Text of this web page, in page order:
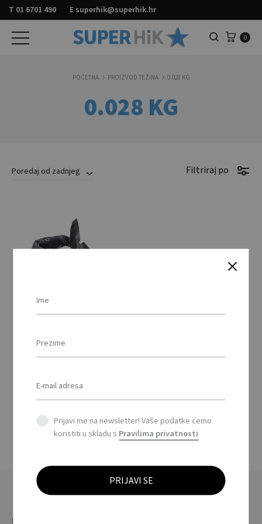
T 01 6701 490 E superhik@superhik.hr
Pretraga 0
0.028 KG
POČETNA PROIZVOD TEŽINA 0.028 KG
Poredaj od zadnjeg Filtriraj po
Multifunkcionalna
marama 90 g/m2 /
90 gr/m2
product
has
variants.
The
Prijavi me na newsletter! Vaše podatke ćemo
koristiti u skladu s Pravilima privatnosti